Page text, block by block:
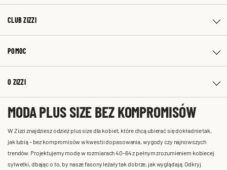
CLUB ZIZZI
POMOC
O ZIZZI
MODA PLUS SIZE BEZ KOMPROMISÓW
W Zizzi znajdziesz odzież plus size dla kobiet, które chcą ubierać się dokładnie tak,
jak lubią – bez kompromisów w kwestii dopasowania, wygody czy najnowszych
trendów. Projektujemy modę w rozmiarach 40-64 z pełnym zrozumieniem kobiecej
sylwetki, dbając o to, by nasze fasony leżały tak dobrze, jak wyglądają. Odkryj